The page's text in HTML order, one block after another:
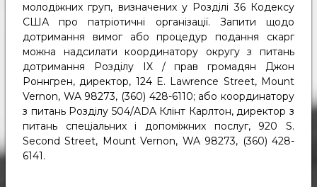
молодіжних груп, визначених у Розділі 36 Кодексу
США про патріотичні організації. Запити щодо
дотримання вимог або процедур подання скарг
можна надсилати координатору округу з питань
дотримання Розділу IX / прав громадян Джон
Роннгрен, директор, 124 E. Lawrence Street, Mount
Vernon, WA 98273, (360) 428-6110; або координатору
з питань Розділу 504/ADA Клінт Карлтон, директор з
питань спеціальних і допоміжних послуг, 920 S.
Second Street, Mount Vernon, WA 98273, (360) 428-
6141.